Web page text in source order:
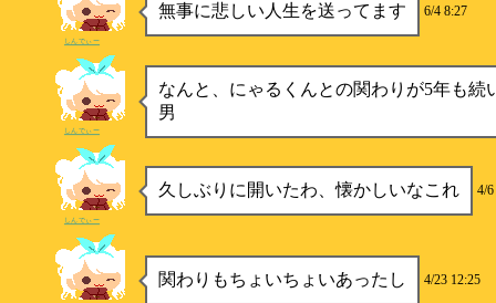
無事に悲しい人生を送ってます 6/4 8:27
しんでぃー
なんと、にゃるくんとの関わりが5年も続
男
しんでぃー
久しぶりに開いたわ、懐かしいなこれ 4/
しんでぃー
関わりもちょいちょいあったし 4/23 12:25